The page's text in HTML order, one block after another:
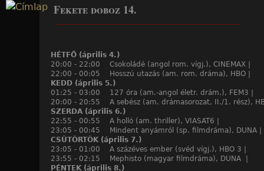
Jump to navigation
Fekete doboz 14.
HÉTFŐ (április 4.)
20:00 - 22:00 Csokoládé (angol rom. vígj.), CINEMAX |
22:00 - 00:05 Hosszú utazás (am. rom. dráma), HBO |
KEDD (április 5.)
01:25 - 03:00 127 óra (am.-angol életr. drám.), FEM3 |
20:00 - 20:55 A sebész (am. drámasorozat, II./1. rész),
SZERDA (április 6.)
22:55 - 00:55 A holló (am. thriller), VIASAT6 |
23:05 - 00:45 Mindent anyámról (sp. filmdráma), DUNA |
CSÜTÖRTÖK (április 7.)
23:05 - 01:00 A százéves ember (svéd vígj.), HBO 3 |
23:55 - 02:15 Mephisto (magyar filmdráma), DUNA |
PÉNTEK (április 8.)